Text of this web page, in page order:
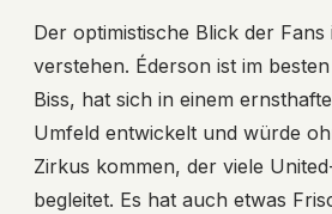
Der optimistische Blick der Fans
verstehen. Éderson ist im
Biss, hat sich in einem
Umfeld entwickelt und würde
Zirkus kommen, der viele
begleitet. Es hat auch etwas